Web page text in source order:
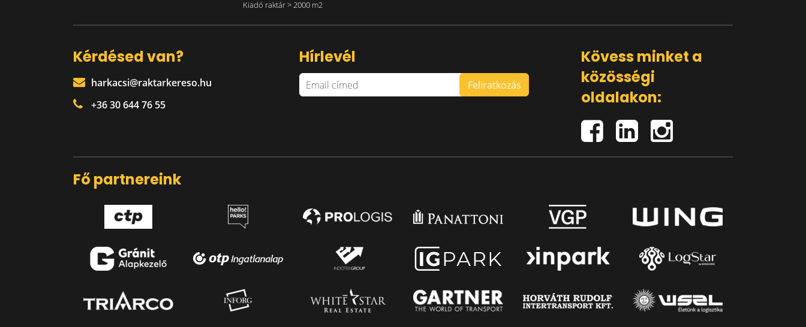
Kiadó raktár > 2000 m2
Kérdésed van?
harkacsi@raktarkereso.hu
+36 30 644 76 55
Hírlevél
Kövess minket a
közösségi
oldalakon:
Fő partnereink